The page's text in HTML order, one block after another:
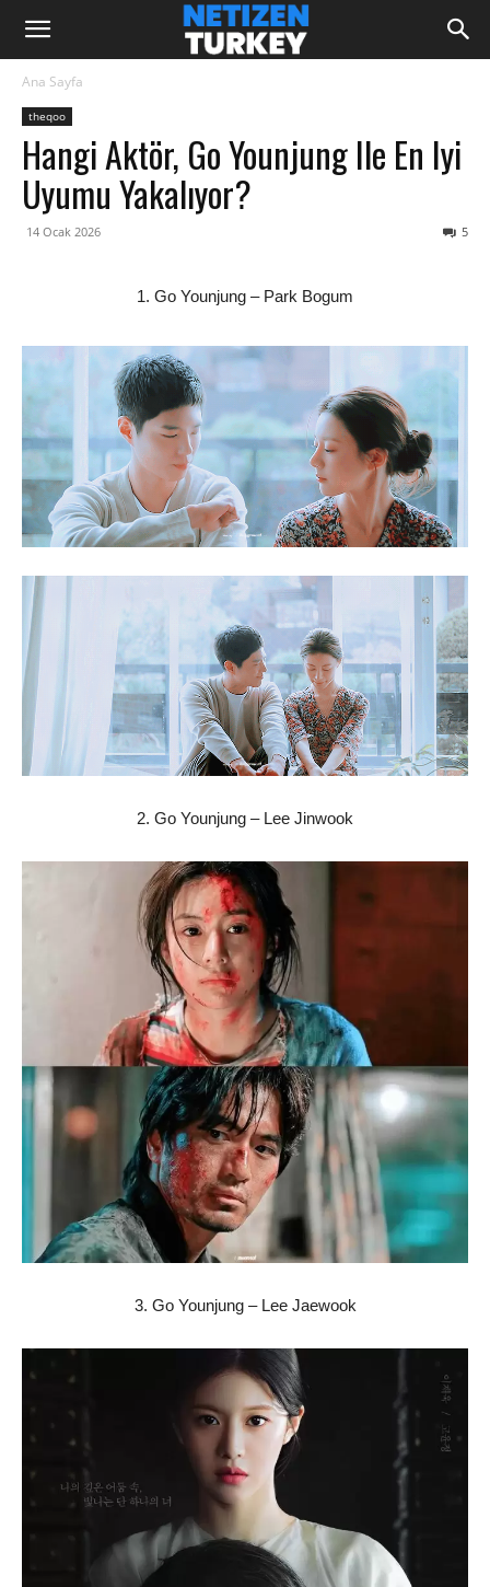
Ana Sayfa
theqoo
Hangi Aktör, Go Younjung Ile En Iyi
Uyumu Yakalıyor?
14 Ocak 2026 5
1. Go Younjung – Park Bogum
2. Go Younjung – Lee Jinwook
3. Go Younjung – Lee Jaewook